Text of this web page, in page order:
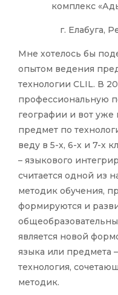
комплекс
г. Елабуга,
Мне хотелось бы
опытом ведения
технологии CLIL. В
профессиональную
географии и вот уже
предмет по
веду в 5-х, 6-х и 7-х
– языкового
считается одной из
методик обучения,
формируются и
является новой
языка или предмета
технология,
методик.